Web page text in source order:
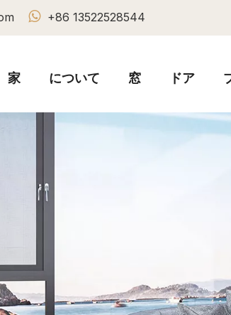
 +86 13522528544
家 について 窓 ドア